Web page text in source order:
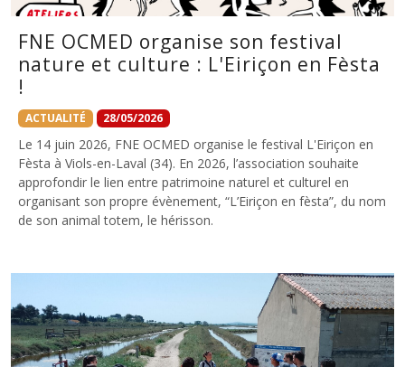
FNE OCMED organise son festival
nature et culture : L'Eiriçon en Fèsta
!
ACTUALITÉ 28/05/2026
Le 14 juin 2026, FNE OCMED organise le festival L'Eiriçon en
Fèsta à Viols-en-Laval (34). En 2026, l’association souhaite
approfondir le lien entre patrimoine naturel et culturel en
organisant son propre évènement, “L’Eiriçon en fèsta”, du nom
de son animal totem, le hérisson.